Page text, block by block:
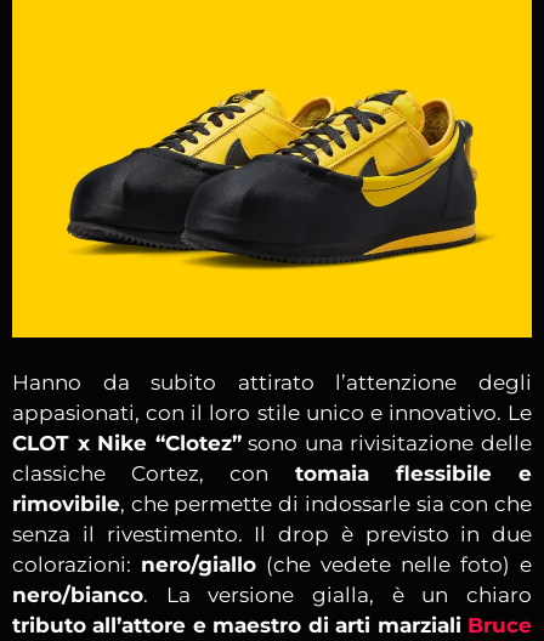
Hanno da subito attirato l’attenzione degli
appasionati, con il loro stile unico e innovativo. Le
CLOT x Nike “Clotez”sono una rivisitazione delle
classiche Cortez, con tomaia flessibile e
rimovibile, che permette di indossarle sia con che
senza il rivestimento. Il drop è previsto in due
colorazioni: nero/giallo (che vedete nelle foto) e
nero/bianco. La versione gialla, è un chiaro
tributo all’attore e maestro di arti marziali Bruce